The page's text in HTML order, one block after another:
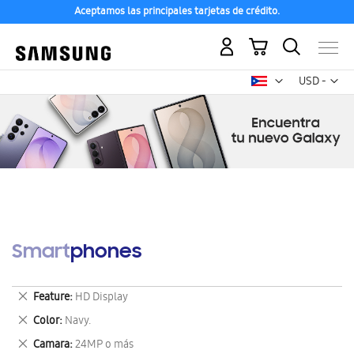
Aceptamos las principales tarjetas de crédito.
USD -
dólar
Mi carrito
Smartphones
Feature HD Display
Eliminar
este
artículo
Color Navy.
Eliminar
este
Camara 24MP o más
Eliminar